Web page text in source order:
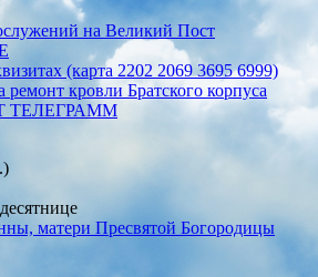
на Великий Пост
(карта 2202 2069 3695 6999)
ремонт кровли Братского корпуса
ТЕЛЕГРАММ
матери Пресвятой Богородицы